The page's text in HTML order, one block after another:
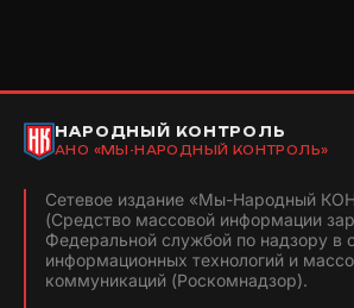
НАРОДНЫЙ КОНТРОЛЬ
АНО «МЫ-НАРОДНЫЙ КОНТРОЛЬ»
Сетевое издание «Мы-Народный
(Средство массовой информации
Федеральной службой по надзору в
информационных технологий и
коммуникаций (Роскомнадзор).